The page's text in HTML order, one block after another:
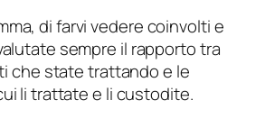
di farvi vedere coinvolti e
sempre il rapporto tra
che state trattando e le
li trattate e li custodite.